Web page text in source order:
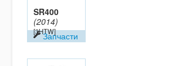
SR400
(2014)
[3HTW]
Запчасти